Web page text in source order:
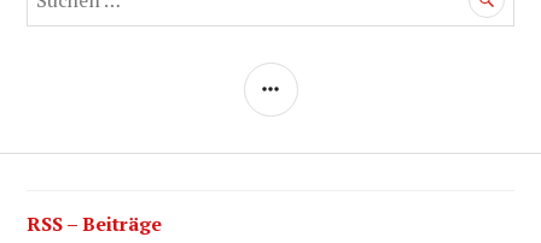
nach:
SEITENLEISTE
RSS – Beiträge